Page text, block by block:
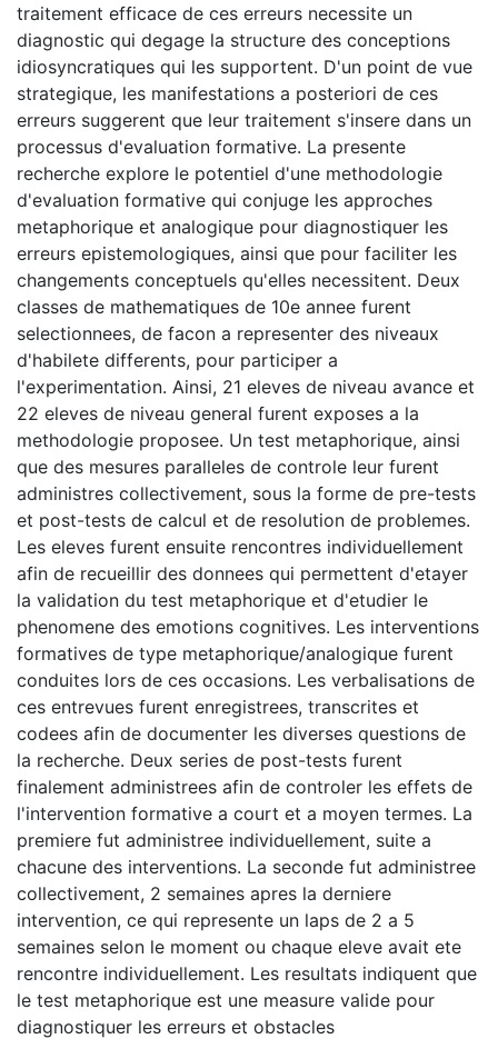
traitement efficace de ces erreurs necessite un
diagnostic qui degage la structure des conceptions
idiosyncratiques qui les supportent. D'un point de vue
strategique, les manifestations a posteriori de ces
erreurs suggerent que leur traitement s'insere dans un
processus d'evaluation formative. La presente
recherche explore le potentiel d'une methodologie
d'evaluation formative qui conjuge les approches
metaphorique et analogique pour diagnostiquer les
erreurs epistemologiques, ainsi que pour faciliter les
changements conceptuels qu'elles necessitent. Deux
classes de mathematiques de 10e annee furent
selectionnees, de facon a representer des niveaux
d'habilete differents, pour participer a
l'experimentation. Ainsi, 21 eleves de niveau avance et
22 eleves de niveau general furent exposes a la
methodologie proposee. Un test metaphorique, ainsi
que des mesures paralleles de controle leur furent
administres collectivement, sous la forme de pre-tests
et post-tests de calcul et de resolution de problemes.
Les eleves furent ensuite rencontres individuellement
afin de recueillir des donnees qui permettent d'etayer
la validation du test metaphorique et d'etudier le
phenomene des emotions cognitives. Les interventions
formatives de type metaphorique/analogique furent
conduites lors de ces occasions. Les verbalisations de
ces entrevues furent enregistrees, transcrites et
codees afin de documenter les diverses questions de
la recherche. Deux series de post-tests furent
finalement administrees afin de controler les effets de
l'intervention formative a court et a moyen termes. La
premiere fut administree individuellement, suite a
chacune des interventions. La seconde fut administree
collectivement, 2 semaines apres la derniere
intervention, ce qui represente un laps de 2 a 5
semaines selon le moment ou chaque eleve avait ete
rencontre individuellement. Les resultats indiquent que
le test metaphorique est une measure valide pour
diagnostiquer les erreurs et obstacles